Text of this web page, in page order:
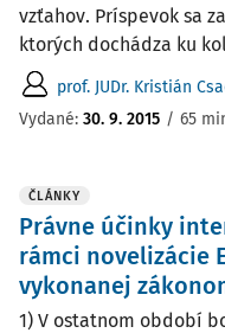
vzťahov. Príspevok sa
ktorých dochádza ku
prof. JUDr. Kristián
Vydané: 30. 9. 2015 / 65
ČLÁNKY
Právne účinky
rámci novelizácie
vykonanej
1) V ostatnom období